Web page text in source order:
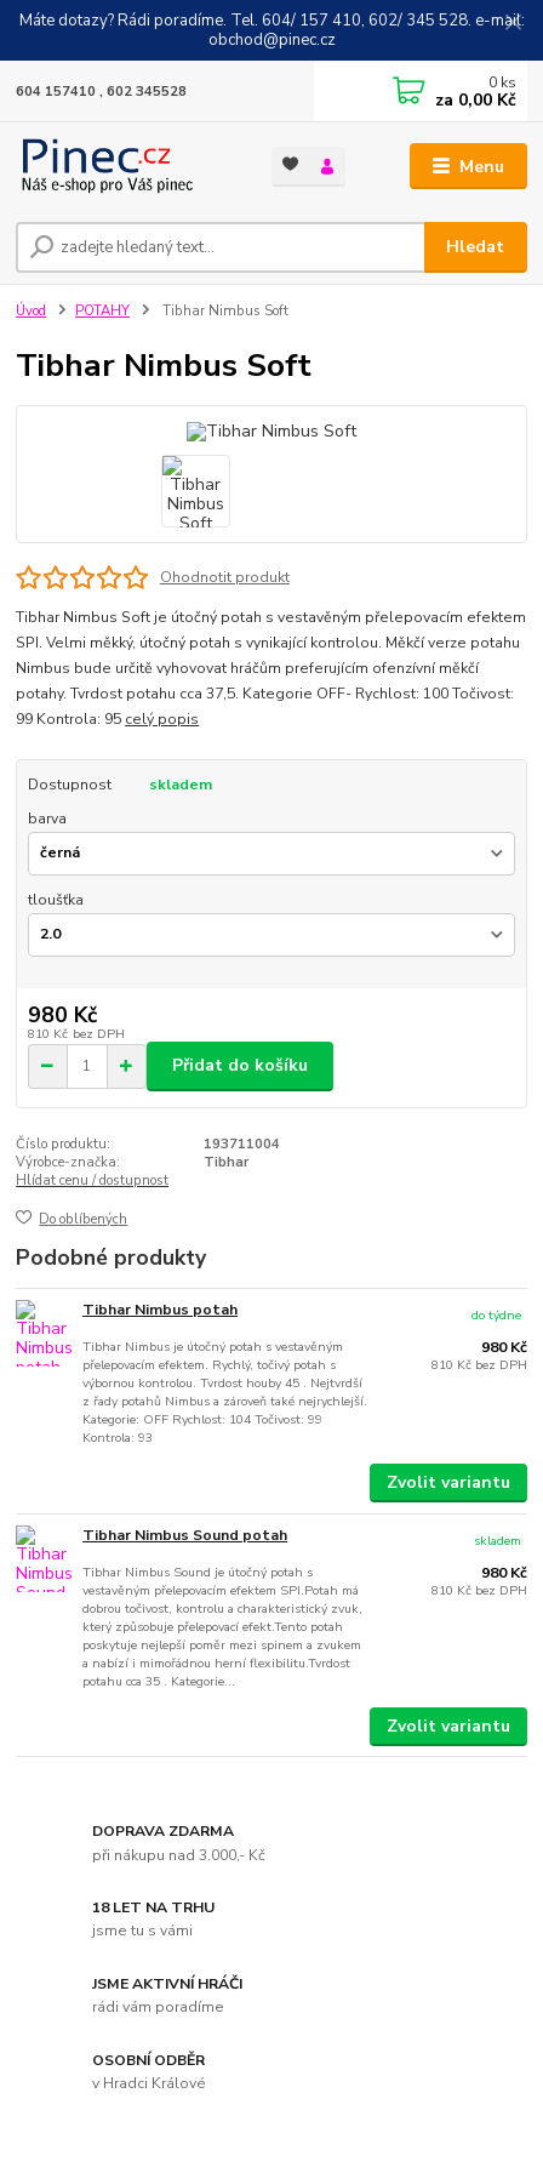
Máte dotazy? Rádi poradíme. Tel. 604/ 157 410, 602/ 345 528. e-mail:
obchod@pinec.cz
Menu
Hledat
604 157410 , 602 345528 0 ks
za 0,00 Kč
Úvod POTAHY Tibhar Nimbus Soft
Tibhar Nimbus Soft
Ohodnotit produkt
Tibhar Nimbus Soft je útočný potah s vestavěným přelepovacím efektem
SPI. Velmi měkký, útočný potah s vynikající kontrolou. Měkčí verze potahu
Nimbus bude určitě vyhovovat hráčům preferujícím ofenzívní měkčí
potahy. Tvrdost potahu cca 37,5. Kategorie OFF- Rychlost: 100 Točivost:
99 Kontrola: 95 celý popis
Dostupnost
skladem
barva
tloušťka
980 Kč
810 Kč bez DPH
Přidat do košíku
Číslo produktu:
193711004
Výrobce-značka:
Tibhar
Hlídat cenu / dostupnost
Do oblíbených
Podobné produkty
Tibhar Nimbus potah
Tibhar Nimbus je útočný potah s vestavěným
přelepovacím efektem. Rychlý, točivý potah s
výbornou kontrolou. Tvrdost houby 45 . Nejtvrdší
z řady potahů Nimbus a zároveň také nejrychlejší.
Kategorie: OFF Rychlost: 104 Točivost: 99
Kontrola: 93
980 Kč
810 Kč bez DPH
do týdne
Zvolit variantu
Tibhar Nimbus Sound potah
Tibhar Nimbus Sound je útočný potah s
vestavěným přelepovacím efektem SPI.Potah má
dobrou točivost, kontrolu a charakteristický zvuk,
který způsobuje přelepovací efekt.Tento potah
poskytuje nejlepší poměr mezi spinem a zvukem
a nabízí i mimořádnou herní flexibilitu.Tvrdost
potahu cca 35 . Kategorie...
980 Kč
810 Kč bez DPH
skladem
Zvolit variantu
DOPRAVA ZDARMA
při nákupu nad 3.000,- Kč
18 LET NA TRHU
jsme tu s vámi
JSME AKTIVNÍ HRÁČI
rádi vám poradíme
OSOBNÍ ODBĚR
v Hradci Králové